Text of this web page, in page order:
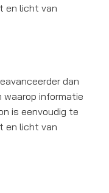
en licht van
dan
waarop informatie
is eenvoudig te
en licht van